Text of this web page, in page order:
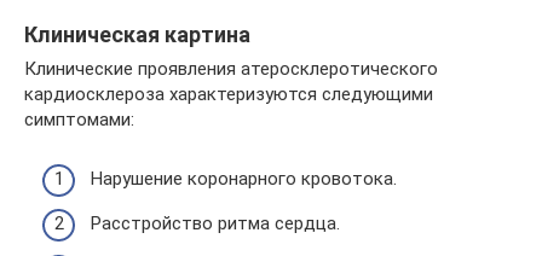
Клиническая картина
Клинические проявления атеросклеротического
кардиосклероза характеризуются следующими
симптомами:
Нарушение коронарного кровотока.
Расстройство ритма сердца.